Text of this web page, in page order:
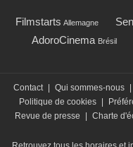
Filmstarts Allemagne
AdoroCinema Brésil
Contact Qui sommes-nous
Politique de cookies
Revue de presse
Charte